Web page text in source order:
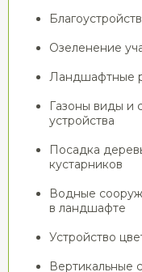
Озеленение
Ландшафтные
Газоны виды и
устройства
Посадка
кустарников
Водные
в ландшафте
Устройство
Вертикальные